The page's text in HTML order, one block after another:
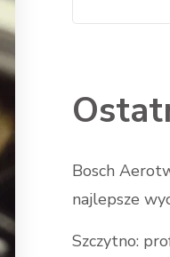
Bosch
najlepsze
Szczytno: